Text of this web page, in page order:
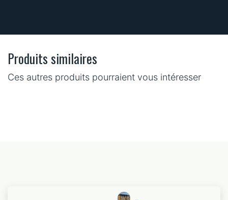
Produits similaires
Ces autres produits pourraient vous intéresser